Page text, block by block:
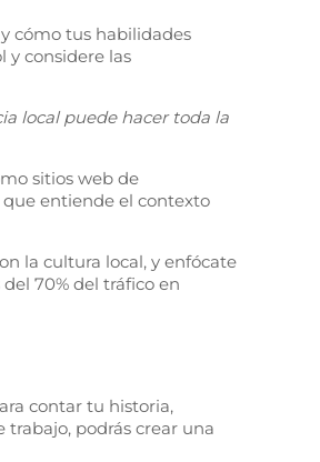
cómo tus habilidades
y considere las
local puede hacer toda la
sitios web de
entiende el contexto
la cultura local, y enfócate
70% del tráfico en
contar tu historia,
podrás crear una